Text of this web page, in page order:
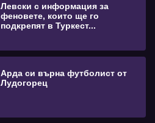
Левски с информация за
феновете, които ще го
подкрепят в Туркест...
Арда си върна футболист от
Лудогорец